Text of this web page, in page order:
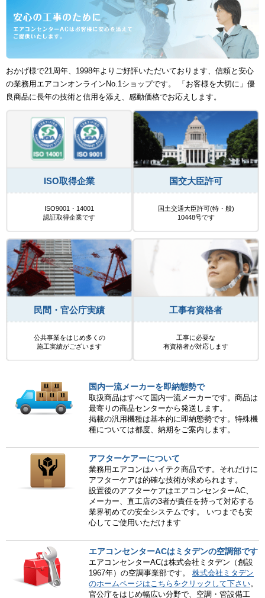
おかげ様で21周年、1998年よりご好評いただいております、信頼と安心
の業務用エアコンオンラインNo.1ショップです。 「お客様を大切に」優
良商品に長年の技術と信用を添え、感動価格でお応えします。
ISO取得企業
ISO9001・14001
認証取得企業です
国交大臣許可
国土交通大臣許可(特・般)
10448号です
民間・官公庁実績
公共事業をはじめ多くの
施工実績がございます
工事有資格者
工事に必要な
有資格者が対応します
国内一流メーカーを即納態勢で
取扱商品はすべて国内一流メーカーです。商品は
最寄りの商品センターから発送します。
掲載の汎用機種は基本的に即納態勢です。特殊機
種については都度、納期をご案内します。
アフターケアーについて
業務用エアコンはハイテク商品です。それだけに
アフターケアは的確な技術が求められます。
設置後のアフターケアはエアコンセンターAC、
メーカー、直工店の3者が責任を持って対応する
業界初めての安全システムです。 いつまでも安
心してご使用いただけます
エアコンセンターACはミタデンの空調部です
エアコンセンターACは株式会社ミタデン（創設
1967年）の空調事業部です。 株式会社ミタデン
のホームページはこちらをクリックして下さい。
官公庁をはじめ幅広い分野で、空調・管設備工